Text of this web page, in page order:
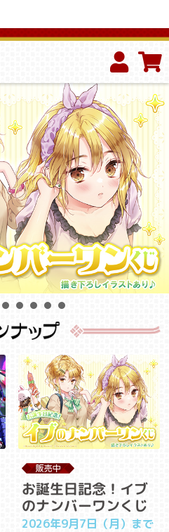
お誕生日記念！イブ
のナンバーワンくじ
2026年9月7日（月）まで